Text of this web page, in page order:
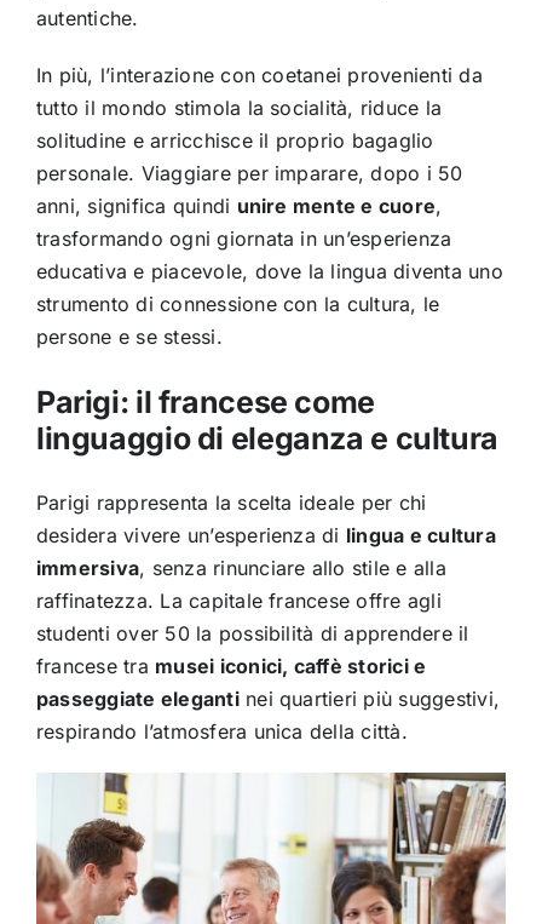
autentiche.
In più, l’interazione con coetanei provenienti da
tutto il mondo stimola la socialità, riduce la
solitudine e arricchisce il proprio bagaglio
personale. Viaggiare per imparare, dopo i 50
anni, significa quindi unire mente e cuore,
trasformando ogni giornata in un’esperienza
educativa e piacevole, dove la lingua diventa uno
strumento di connessione con la cultura, le
persone e se stessi.
Parigi: il francese come
linguaggio di eleganza e cultura
Parigi rappresenta la scelta ideale per chi
desidera vivere un’esperienza di lingua e cultura
immersiva, senza rinunciare allo stile e alla
raffinatezza. La capitale francese offre agli
studenti over 50 la possibilità di apprendere il
francese tra musei iconici, caffè storici e
passeggiate elegantinei quartieri più suggestivi,
respirando l’atmosfera unica della città.